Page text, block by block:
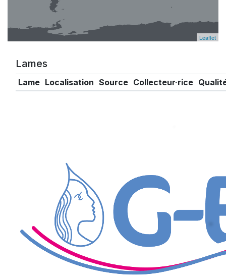
Leaflet
Lames
Lame Localisation Source Collecteur·rice